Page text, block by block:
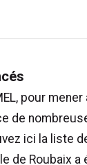
pour mener
de
ici la liste
de Roubaix a